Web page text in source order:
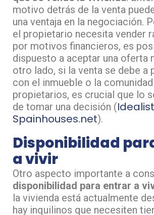
motivo detrás de la venta
una ventaja en la negociación.
el propietario necesita vender
por motivos financieros, es
dispuesto a aceptar una oferta
otro lado, si la venta se debe a
con el inmueble o la
propietarios, es crucial que lo
de tomar una decisión​ (
Spainhouses.net)​.
Disponibilidad
a vivir
Otro aspecto importante a
disponibilidad para entrar a
la vivienda está actualmente
hay inquilinos que necesiten